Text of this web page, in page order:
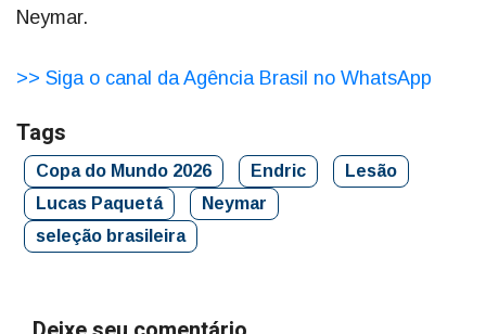
Neymar.
>> Siga o canal da Agência Brasil no WhatsApp
Tags
Copa do Mundo 2026 Endric
Lesão
Lucas Paquetá
Neymar
seleção brasileira